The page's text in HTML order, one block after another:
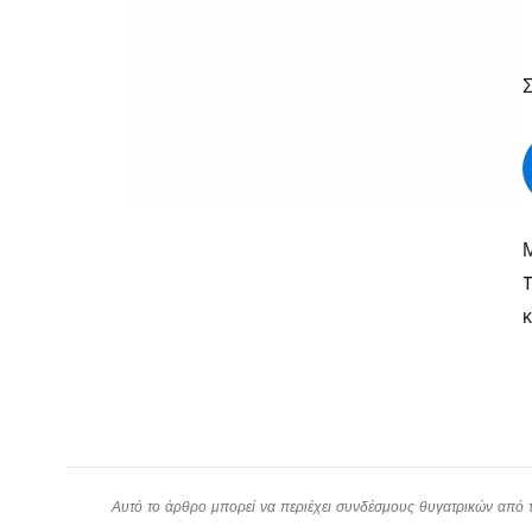
Αυτό το άρθρο μπορεί να περιέχει συνδέσμους θυγατρικών από